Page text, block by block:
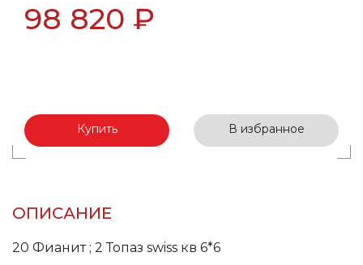
98 820 ₽
Купить В избранное
ОПИСАНИЕ
20 Фианит ; 2 Топаз swiss кв 6*6